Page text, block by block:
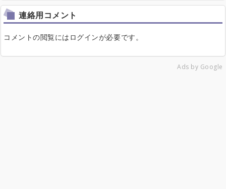
連絡用コメント
コメントの閲覧にはログインが必要です。
Ads by Google